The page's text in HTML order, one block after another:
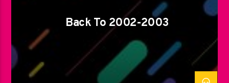
Back To 2002-2003